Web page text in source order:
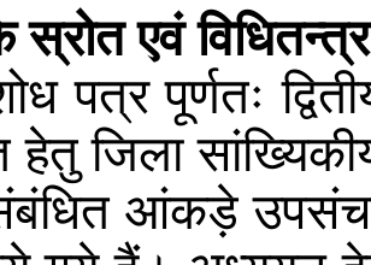
स्रोत एवं विधितन्त्र
पत्र पूर्णतः
हेतु जिला
आंकड़े